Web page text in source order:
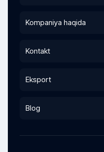
Kompaniya haqida
Kontakt
Eksport
Blog